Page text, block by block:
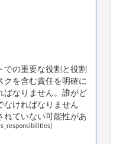
での重要な役割と役割
クを含む責任を明確に
ばなりません。誰がど
なければなりません
れていない可能性があ